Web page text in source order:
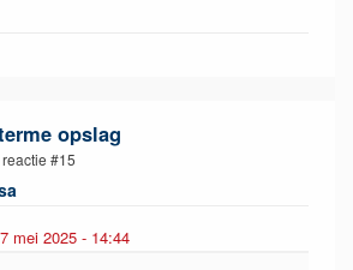
opslag
#15
mei 2025 - 14:44